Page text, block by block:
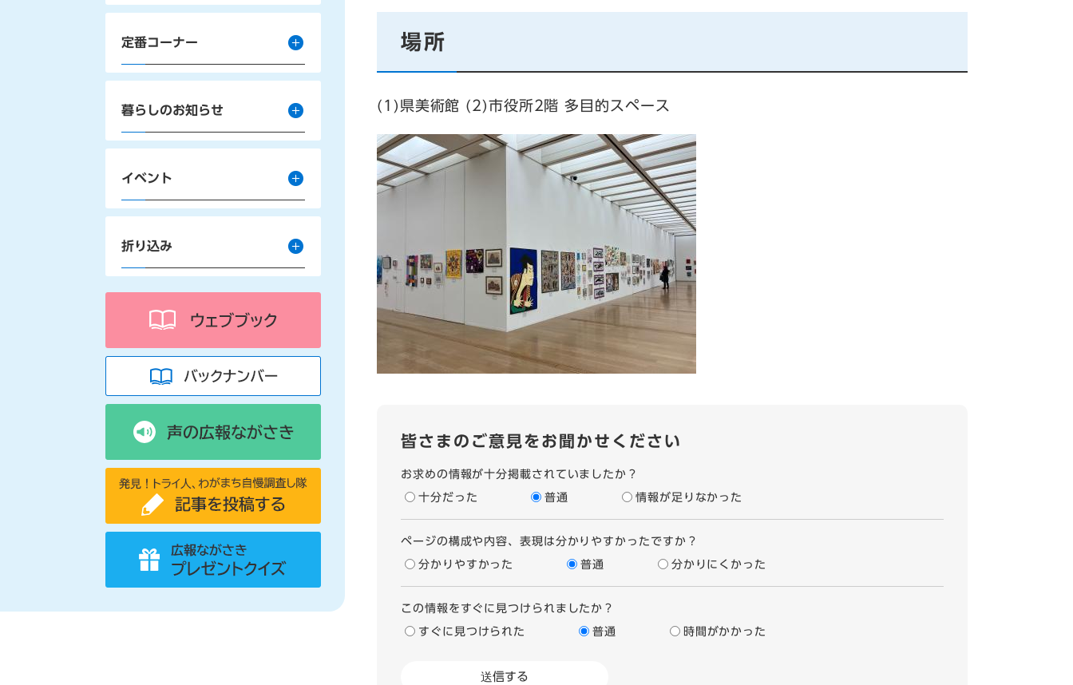
場所
(1)県美術館 (2)市役所2階 多目的スペース
皆さまのご意見をお聞かせください
お求めの情報が十分掲載されていましたか？
十分だった 普通 情報が足りなかった
ページの構成や内容、表現は分かりやすかったですか？
分かりやすかった 普通 分かりにくかった
この情報をすぐに見つけられましたか？
すぐに見つけられた 普通 時間がかかった
定番コーナー
暮らしのお知らせ
イベント
折り込み